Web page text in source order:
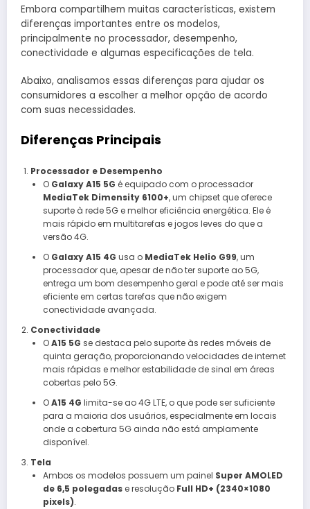
Embora compartilhem muitas características, existem
diferenças importantes entre os modelos,
principalmente no processador, desempenho,
conectividade e algumas especificações de tela.
Abaixo, analisamos essas diferenças para ajudar os
consumidores a escolher a melhor opção de acordo
com suas necessidades.
Diferenças Principais
Processador e Desempenho
O Galaxy A15 5G é equipado com o processador
MediaTek Dimensity 6100+, um chipset que oferece
suporte à rede 5G e melhor eficiência energética. Ele é
mais rápido em multitarefas e jogos leves do que a
versão 4G.
O Galaxy A15 4G usa o MediaTek Helio G99, um
processador que, apesar de não ter suporte ao 5G,
entrega um bom desempenho geral e pode até ser mais
eficiente em certas tarefas que não exigem
conectividade avançada.
Conectividade
OA15 5G se destaca pelo suporte às redes móveis de
quinta geração, proporcionando velocidades de internet
mais rápidas e melhor estabilidade de sinal em áreas
cobertas pelo 5G.
OA15 4G limita-se ao 4G LTE, o que pode ser suficiente
para a maioria dos usuários, especialmente em locais
onde a cobertura 5G ainda não está amplamente
disponível.
Tela
Ambos os modelos possuem um painel Super AMOLED
de 6,5 polegadase resolução Full HD+ (2340×1080
pixels).